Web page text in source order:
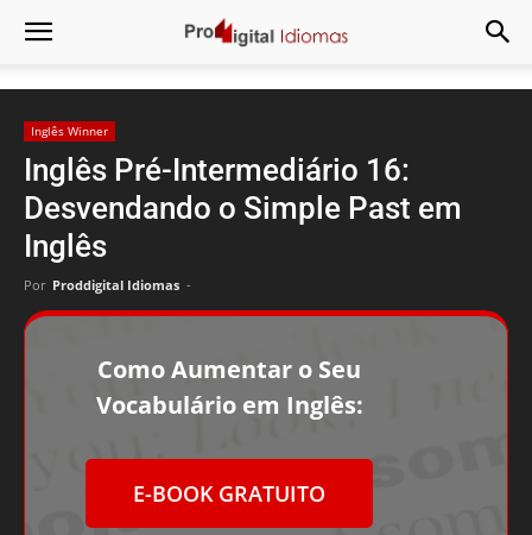
Inglês Winner
Inglês Pré-Intermediário 16:
Desvendando o Simple Past em
Inglês
Por Proddigital Idiomas -
Como Aumentar o Seu
Vocabulário em Inglês:
E-BOOK GRATUITO